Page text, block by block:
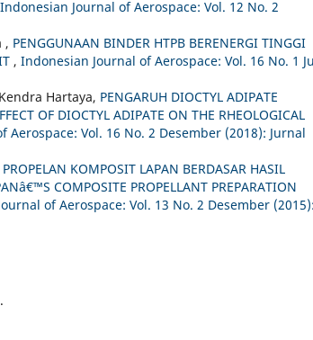
Indonesian Journal of Aerospace: Vol. 12 No. 2
, PENGGUNAAN BINDER HTPB BERENERGI TINGGI
, Indonesian Journal of Aerospace: Vol. 16 No. 1
Hartaya, PENGARUH DIOCTYL ADIPATE
OF DIOCTYL ADIPATE ON THE RHEOLOGICAL
Aerospace: Vol. 16 No. 2 Desember (2018): Jurnal
KOMPOSIT LAPAN BERDASAR HASIL
COMPOSITE PROPELLANT PREPARATION
of Aerospace: Vol. 13 No. 2 Desember